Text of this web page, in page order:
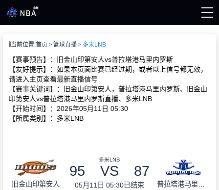
播
当前位置:首页 篮球直播 多米LNB
【赛事预告】：旧金山印第安人vs普拉塔港马里内罗斯
【友好提示】：如果本页面比赛已经过期，或者以上信号都无效，
请进入主页查看最新直播信号
【赛事关键词】：旧金山印第安人，普拉塔港马里内罗斯、旧金山
印第安人vs普拉塔港马里内罗斯直播、多米LNB
【开始时间】：2026年05月11日 05:30
【所属类别】：多米LNB
旧金山印第安人
多米LNB
95 VS 87
05月11日 05:30已结束